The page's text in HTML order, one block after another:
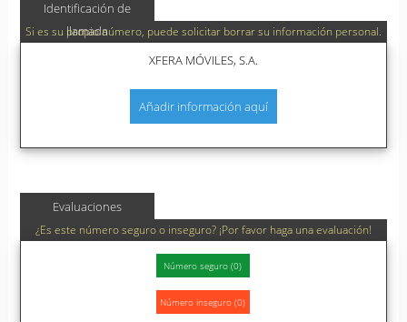
Identificación de
llamada
Si es su propio número, puede solicitar borrar su información personal.
XFERA MÓVILES, S.A.
Añadir información aquí
Evaluaciones
¿Es este número seguro o inseguro? ¡Por favor haga una evaluación!